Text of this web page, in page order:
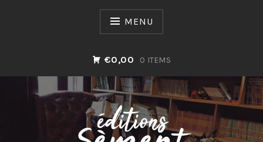
MENU
€0,00 0 ITEMS